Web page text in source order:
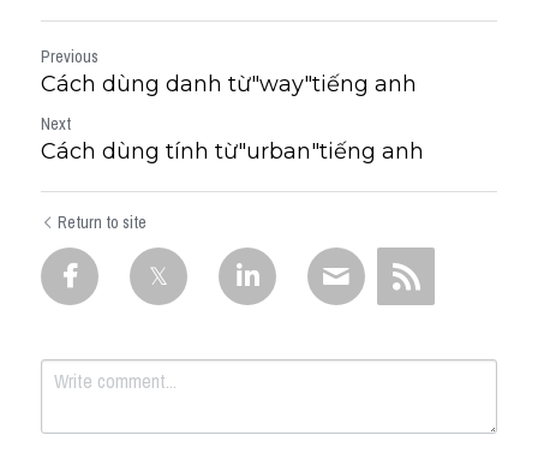
Previous
Cách dùng danh từ"way"tiếng anh
Next
Cách dùng tính từ"urban"tiếng anh
Return to site